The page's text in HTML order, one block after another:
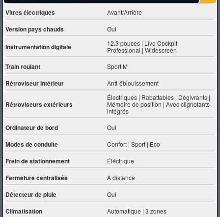
Vitres électriques Avant/Arrière
Version pays chauds Oui
Instrumentation digitale
12.3 pouces | Live Cockpit
Professional | Widescreen
Train roulant Sport M
Rétroviseur intérieur Anti-éblouissement
Rétroviseurs extérieurs
Électriques | Rabattables | Dégivrants |
Mémoire de position | Avec clignotants
intégrés
Ordinateur de bord Oui
Modes de conduite Confort | Sport | Eco
Frein de stationnement Éléctrique
Fermeture centralisée À distance
Détecteur de pluie Oui
Climatisation Automatique | 3 zones